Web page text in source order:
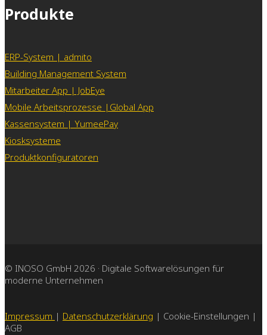
Produkte
ERP-System | admito
Building Management System
Mitarbeiter App | JobEye
Mobile Arbeitsprozesse |Global App
Kassensystem | YumeePay
Kiosksysteme
Produktkonfiguratoren
© INOSO GmbH 2026 · Digitale Softwarelösungen für
moderne Unternehmen
Impressum | Datenschutzerklärung | Cookie-Einstellungen |
AGB